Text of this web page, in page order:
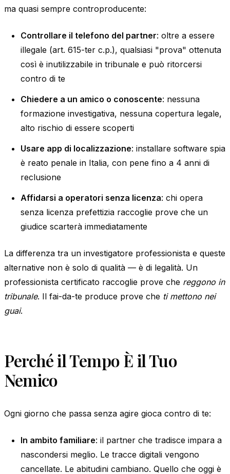
ma quasi sempre controproducente:
Controllare il telefono del partner: oltre a essere
illegale (art. 615-ter c.p.), qualsiasi "prova" ottenuta
così è inutilizzabile in tribunale e può ritorcersi
contro di te
Chiedere a un amico o conoscente: nessuna
formazione investigativa, nessuna copertura legale,
alto rischio di essere scoperti
Usare app di localizzazione: installare software spia
è reato penale in Italia, con pene fino a 4 anni di
reclusione
Affidarsi a operatori senza licenza: chi opera
senza licenza prefettizia raccoglie prove che un
giudice scarterà immediatamente
La differenza tra un investigatore professionista e queste
alternative non è solo di qualità — è di legalità. Un
professionista certificato raccoglie prove che reggono in
tribunale. Il fai-da-te produce prove che ti mettono nei
guai.
Perché il Tempo È il Tuo
Nemico
Ogni giorno che passa senza agire gioca contro di te:
In ambito familiare: il partner che tradisce impara a
nascondersi meglio. Le tracce digitali vengono
cancellate. Le abitudini cambiano. Quello che oggi è